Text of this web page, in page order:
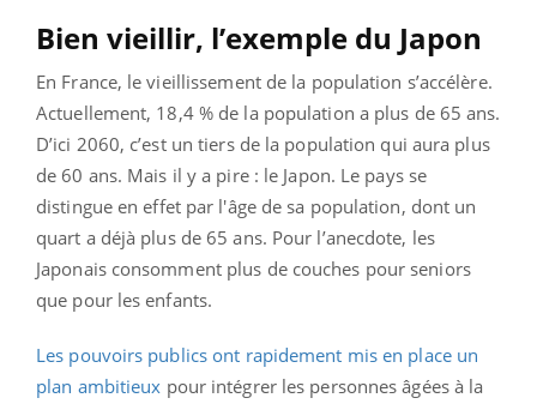
Bien vieillir, l’exemple du Japon
En France, le vieillissement de la population s’accélère.
Actuellement, 18,4 % de la population a plus de 65 ans.
D’ici 2060, c’est un tiers de la population qui aura plus
de 60 ans. Mais il y a pire : le Japon. Le pays se
distingue en effet par l'âge de sa population, dont un
quart a déjà plus de 65 ans. Pour l’anecdote, les
Japonais consomment plus de couches pour seniors
que pour les enfants.
Les pouvoirs publics ont rapidement mis en place un
plan ambitieux pour intégrer les personnes âgées à la